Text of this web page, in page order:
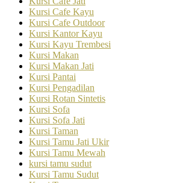
Kursi Cafe Kayu
Kursi Cafe Outdoor
Kursi Kantor Kayu
Kursi Kayu Trembesi
Kursi Makan
Kursi Makan Jati
Kursi Pantai
Kursi Pengadilan
Kursi Rotan Sintetis
Kursi Sofa
Kursi Sofa Jati
Kursi Taman
Kursi Tamu Jati Ukir
Kursi Tamu Mewah
kursi tamu sudut
Kursi Tamu Sudut